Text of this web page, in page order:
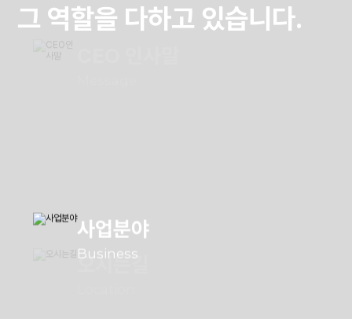
그 역할을 다하고 있습니다.
사업분야
Business